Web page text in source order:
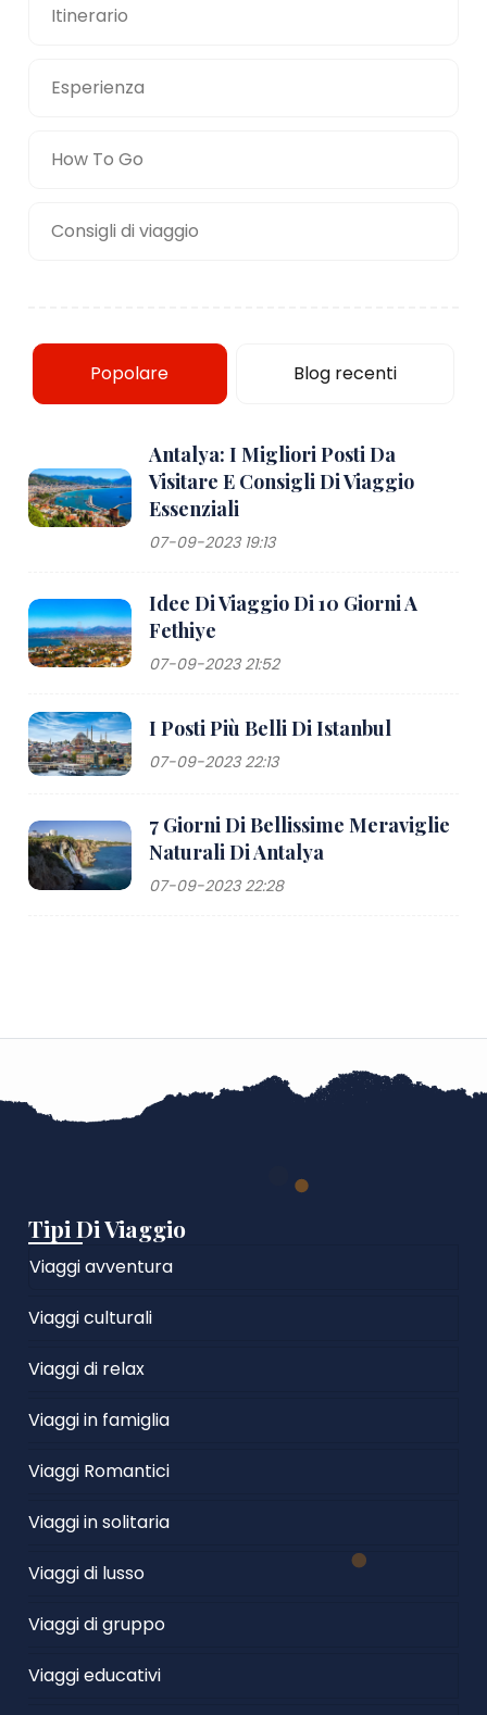
Itinerario
Esperienza
How To Go
Consigli di viaggio
Popolare Blog recenti
Antalya: I Migliori Posti Da
Visitare E Consigli Di Viaggio
Essenziali
07-09-2023 19:13
Idee Di Viaggio Di 10 Giorni A
Fethiye
07-09-2023 21:52
I Posti Più Belli Di Istanbul
07-09-2023 22:13
7 Giorni Di Bellissime Meraviglie
Naturali Di Antalya
07-09-2023 22:28
Tipi Di Viaggio
Viaggi avventura
Viaggi culturali
Viaggi di relax
Viaggi in famiglia
Viaggi Romantici
Viaggi in solitaria
Viaggi di lusso
Viaggi di gruppo
Viaggi educativi